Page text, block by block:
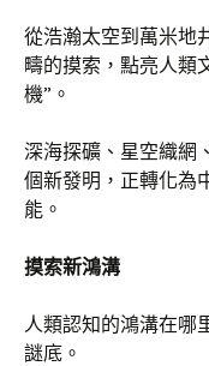
從浩瀚太空到萬米地
疇的摸索，點亮人類
機”。
深海探礦、星空織
個新發明，正轉化為
能。
摸索新鴻溝
人類認知的鴻溝在哪
謎底。